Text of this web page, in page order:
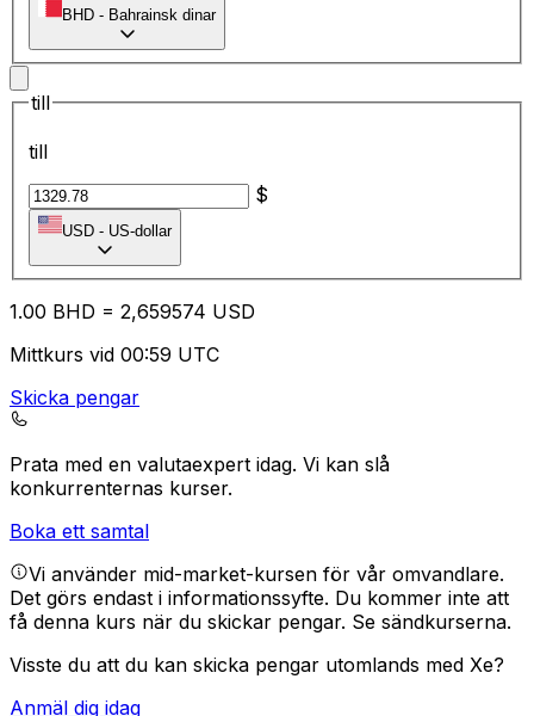
BHD - Bahrainsk dinar
till
till
$
USD - US-dollar
1.00 BHD = 2,659574 USD
Mittkurs vid 00:59 UTC
Skicka pengar
Prata med en valutaexpert idag. Vi kan slå
konkurrenternas kurser.
Boka ett samtal
Vi använder mid-market-kursen för vår omvandlare.
Det görs endast i informationssyfte. Du kommer inte att
få denna kurs när du skickar pengar. Se sändkurserna.
Visste du att du kan skicka pengar utomlands med Xe?
Anmäl dig idag